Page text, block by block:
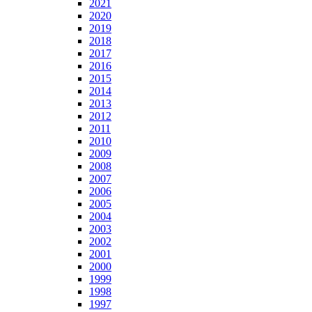
2021
2020
2019
2018
2017
2016
2015
2014
2013
2012
2011
2010
2009
2008
2007
2006
2005
2004
2003
2002
2001
2000
1999
1998
1997